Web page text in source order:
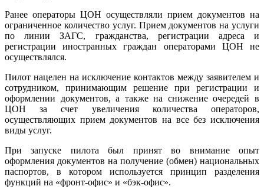
Ранее операторы ЦОН осуществляли прием документов на
ограниченное количество услуг. Прием документов на услуги
по линии ЗАГС, гражданства, регистрации адреса и
регистрации иностранных граждан операторами ЦОН не
осуществлялся.
Пилот нацелен на исключение контактов между заявителем и
сотрудником, принимающим решение при регистрации и
оформлении документов, а также на снижение очередей в
ЦОН за счет увеличения количества операторов,
осуществляющих прием документов на все без исключения
виды услуг.
При запуске пилота был принят во внимание опыт
оформления документов на получение (обмен) национальных
паспортов, в котором используется принцип разделения
функций на «фронт-офис» и «бэк-офис».